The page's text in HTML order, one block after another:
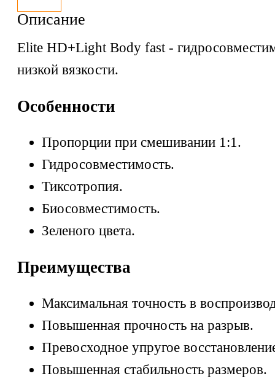
Описание
Elite HD+Light Body fast -
низкой вязкости.
Особенности
Пропорции при смешивании 1:1.
Гидросовместимость.
Тиксотропия.
Биосовместимость.
Зеленого цвета.
Преимущества
Максимальная точность в
Повышенная прочность на разрыв.
Превосходное упругое
Повышенная стабильность размеров.